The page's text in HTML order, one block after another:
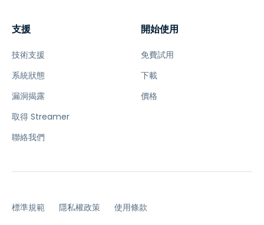
支援
技術支援
系統狀態
漏洞揭露
取得 Streamer
聯絡我們
開始使用
免費試用
下載
價格
標準規範 隱私權政策 使用條款